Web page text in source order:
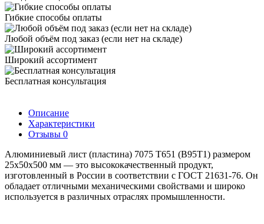
Гибкие способы оплаты
Любой объём под заказ (если нет на складе)
Широкий ассортимент
Бесплатная консультация
Описание
Характеристики
Отзывы 0
Алюминиевый лист (пластина) 7075 Т651 (В95Т1) размером
25х50х500 мм — это высококачественный продукт,
изготовленный в России в соответствии с ГОСТ 21631-76. Он
обладает отличными механическими свойствами и широко
используется в различных отраслях промышленности.